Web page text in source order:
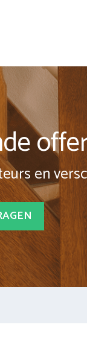
en